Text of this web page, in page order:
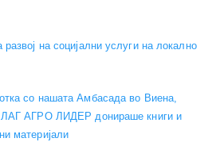
развој на социјални услуги на локално
со нашата Амбасада во Виена,
ЛАГ АГРО ЛИДЕР донираше книги и
материјали